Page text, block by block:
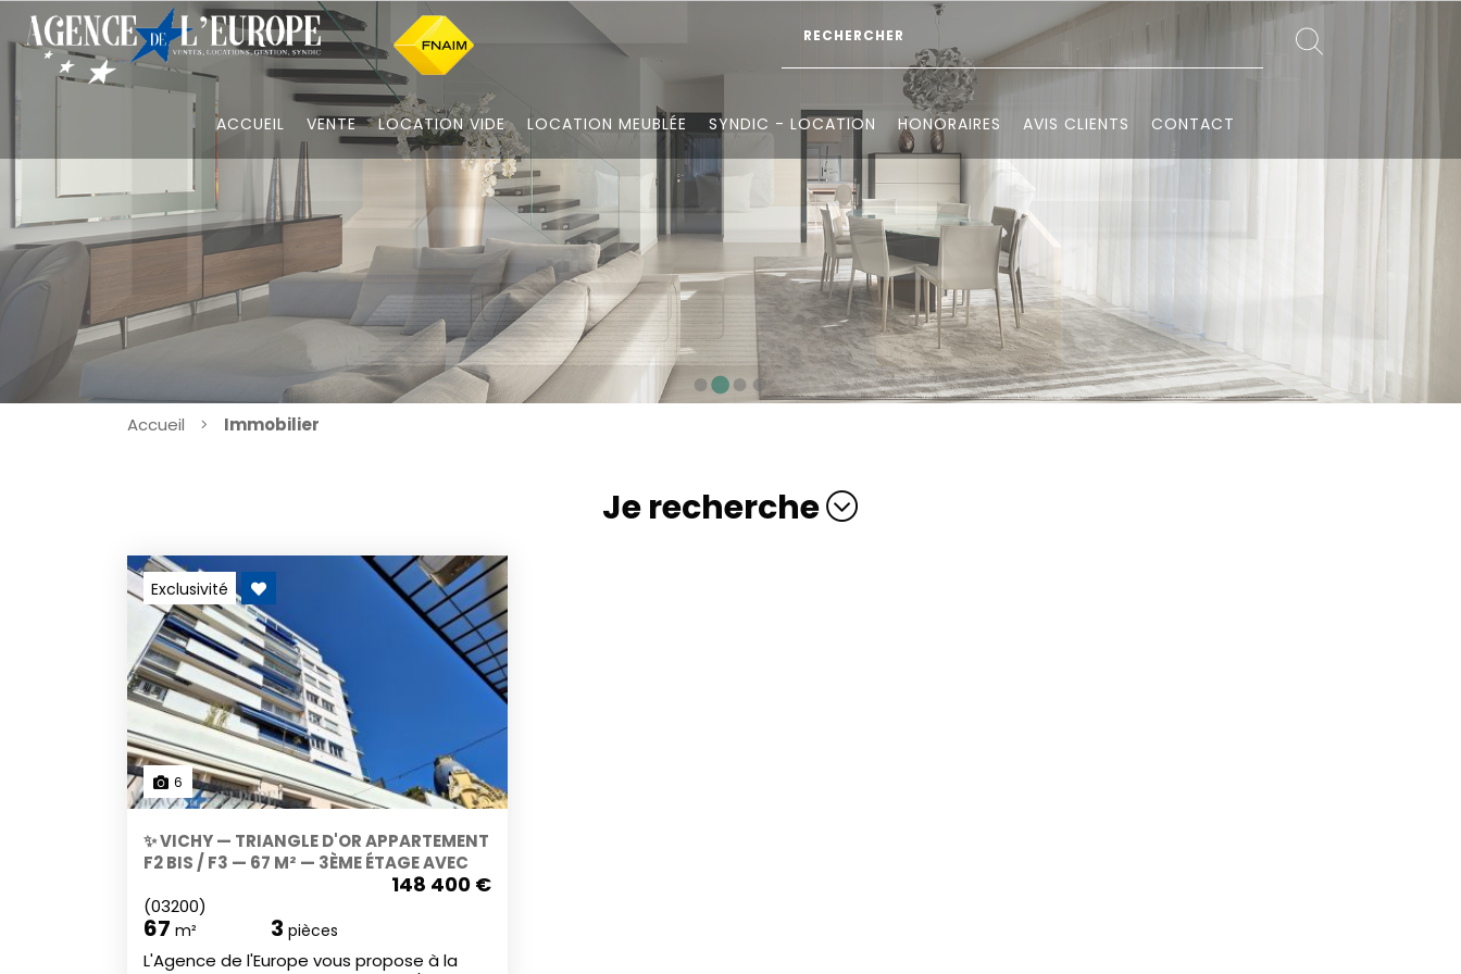
ACCUEIL VENTE LOCATION VIDE LOCATION MEUBLÉE SYNDIC - LOCATION HONORAIRES AVIS CLIENTS CONTACT
Accueil Immobilier
Je recherche
Exclusivité
6
✨ VICHY — TRIANGLE D'OR APPARTEMENT
F2 BIS / F3 — 67 M² — 3ÈME ÉTAGE AVEC
148 400 €
(03200)
67 m² 3 pièces
L'Agence de l'Europe vous propose à la